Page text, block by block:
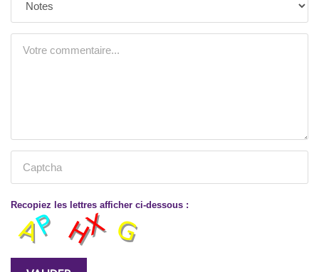
Recopiez les lettres afficher ci-dessous :